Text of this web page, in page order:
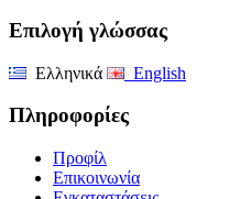
Επιλογή γλώσσας
Ελληνικά English
Πληροφορίες
Προφίλ
Επικοινωνία